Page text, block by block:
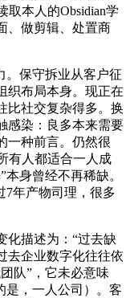
取本人的Obsidian学
、做剪辑、处置商
保守拆业从客户征
织布局本身。现正在
比社交复杂得多。换
感染：良多本来需要
一种前言。仍然很
有人都适合一人成
身曾经不再稀缺。
7年产物司理，很多
描述为：“过去缺
去企业数字化往往依
队”，它未必意味
是，一人公司）。客